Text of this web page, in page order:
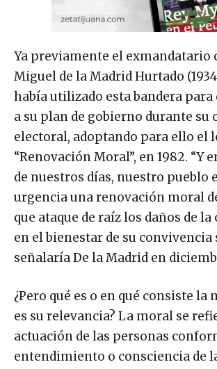
Ya previamente el exmandatario
Miguel de la Madrid Hurtado
había utilizado esta bandera
a su plan de gobierno durante su
electoral, adoptando para ello el
“Renovación Moral”, en 1982. “Y
de nuestros días, nuestro pueblo
urgencia una renovación moral
que ataque de raíz los daños de
en el bienestar de su convivencia
señalaría De la Madrid en
¿Pero qué es o en qué consiste la
es su relevancia? La moral se
actuación de las personas
entendimiento o consciencia de